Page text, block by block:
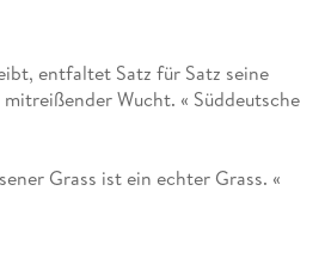
entfaltet Satz für Satz seine
Wucht. « Süddeutsche
Grass ist ein echter Grass. «